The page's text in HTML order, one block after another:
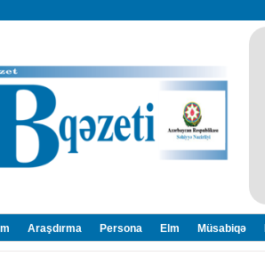
Araşdırma Persona Elm Müsabiqə